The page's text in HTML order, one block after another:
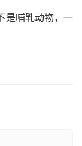
是哺乳动物，一